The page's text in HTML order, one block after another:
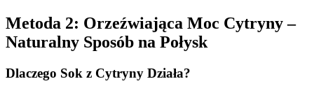
Metoda 2: Orzeźwiająca Moc Cytryny –
Naturalny Sposób na Połysk
Dlaczego Sok z Cytryny Działa?